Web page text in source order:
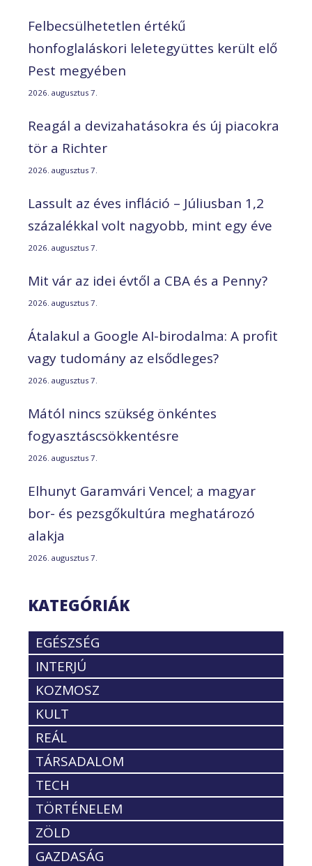
Felbecsülhetetlen értékű
honfoglaláskori leletegyüttes került elő
Pest megyében
2026. augusztus 7.
Reagál a devizahatásokra és új piacokra
tör a Richter
2026. augusztus 7.
Lassult az éves infláció – Júliusban 1,2
százalékkal volt nagyobb, mint egy éve
2026. augusztus 7.
Mit vár az idei évtől a CBA és a Penny?
2026. augusztus 7.
Átalakul a Google AI-birodalma: A profit
vagy tudomány az elsődleges?
2026. augusztus 7.
Mától nincs szükség önkéntes
fogyasztáscsökkentésre
2026. augusztus 7.
Elhunyt Garamvári Vencel; a magyar
bor- és pezsgőkultúra meghatározó
alakja
2026. augusztus 7.
KATEGÓRIÁK
EGÉSZSÉG
INTERJÚ
KOZMOSZ
KULT
REÁL
TÁRSADALOM
TECH
TÖRTÉNELEM
ZÖLD
GAZDASÁG